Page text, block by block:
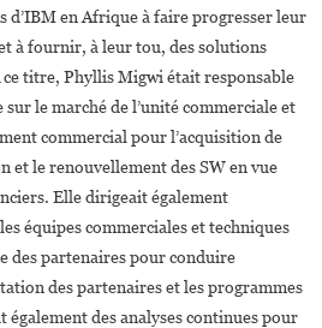
d’IBM en Afrique à faire progresser leur
à fournir, à leur tou, des solutions
titre, Phyllis Migwi était responsable
le marché de l’unité commerciale et
commercial pour l’acquisition de
et le renouvellement des SW en vue
Elle dirigeait également
équipes commerciales et techniques
des partenaires pour conduire
des partenaires et les programmes
des analyses continues pour